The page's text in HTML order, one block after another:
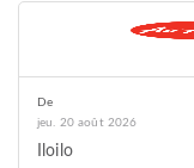
De
jeu. 20 août 2026
Iloilo